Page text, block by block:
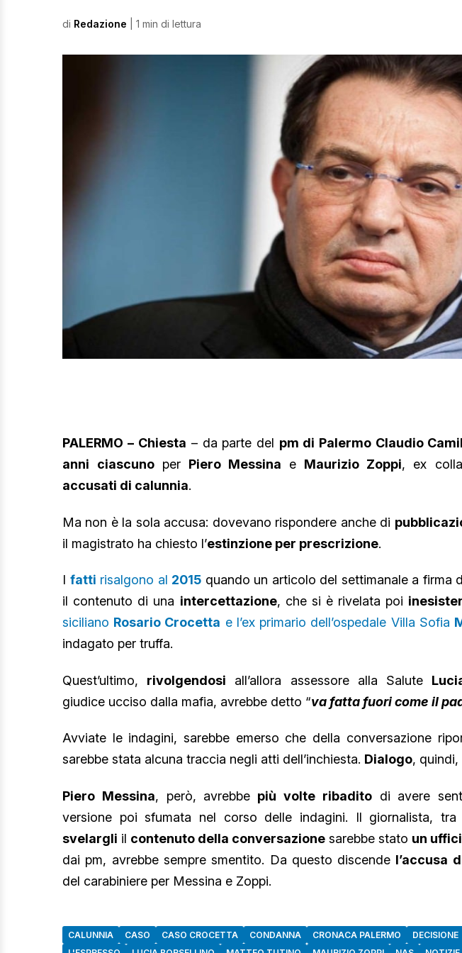
di Redazione | 1 min di lettura
PALERMO – Chiesta – da parte del pm di Palermo Claudio
anni
ciascuno per Piero Messina e Maurizio Zoppi, ex
accusati di calunnia.
Ma non è la sola accusa: dovevano rispondere anche di
il magistrato ha chiesto l’estinzione per prescrizione.
I fatti risalgono al 2015 quando un articolo del settimanale a firma
il contenuto di una intercettazione, che si è rivelata poi
siciliano Rosario Crocetta e l’ex primario dell’ospedale Villa Sofia
indagato per truffa.
Quest’ultimo, rivolgendosi all’allora assessore alla Salute
giudice ucciso dalla mafia, avrebbe detto “va fatta fuori come il
Avviate le indagini, sarebbe emerso che della conversazione
sarebbe stata alcuna traccia negli atti dell’inchiesta. Dialogo, quindi,
Piero Messina, però, avrebbe più volte ribaditodi avere
versione poi sfumata nel corso delle indagini. Il giornalista, tra
svelargli il contenuto della conversazione sarebbe stato un
dai pm, avrebbe sempre smentito. Da questo discende l’accusa
del carabiniere per Messina e Zoppi.
CALUNNIA CASO CASO CROCETTA CONDANNA CRONACA PALERMO DECISIONE